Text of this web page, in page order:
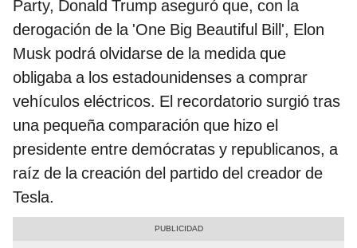
Party, Donald Trump aseguró que, con la
derogación de la 'One Big Beautiful Bill', Elon
Musk podrá olvidarse de la medida que
obligaba a los estadounidenses a comprar
vehículos eléctricos. El recordatorio surgió tras
una pequeña comparación que hizo el
presidente entre demócratas y republicanos, a
raíz de la creación del partido del creador de
Tesla.